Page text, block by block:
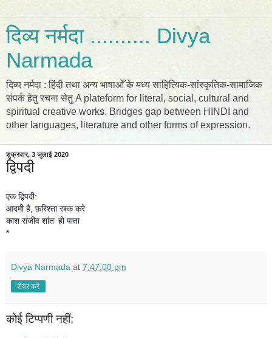
दिव्य नर्मदा .......... Divya
Narmada
दिव्य नर्मदा : हिंदी तथा अन्य भाषाओँ के मध्य साहित्यिक-सांस्कृतिक-सामाजिक
संपर्क हेतु रचना सेतु A plateform for literal, social, cultural and
spiritual creative works. Bridges gap between HINDI and
other languages, literature and other forms of expression.
शुक्रवार, 3 जुलाई 2020
द्विपदी
एक द्विपदी:
आदमी है, फ़रिश्ता रश्क करे
काश संजीव शांत' हो पाता
*
Divya Narmada at 7:47:00 pm
शेयर करें
कोई टिप्पणी नहीं: